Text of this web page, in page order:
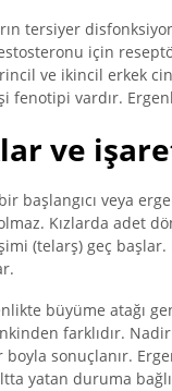
tersiyer
için
ve ikincil erkek
fenotipi vardır.
ve
başlangıcı veya
Kızlarda adet
(telarş) geç
büyüme atağı
farklıdır.
sonuçlanır.
yatan duruma